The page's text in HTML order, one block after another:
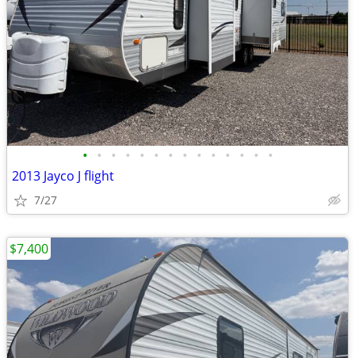
• • • • • • • • • • • • • •
2013 Jayco J flight
7/27
$7,400